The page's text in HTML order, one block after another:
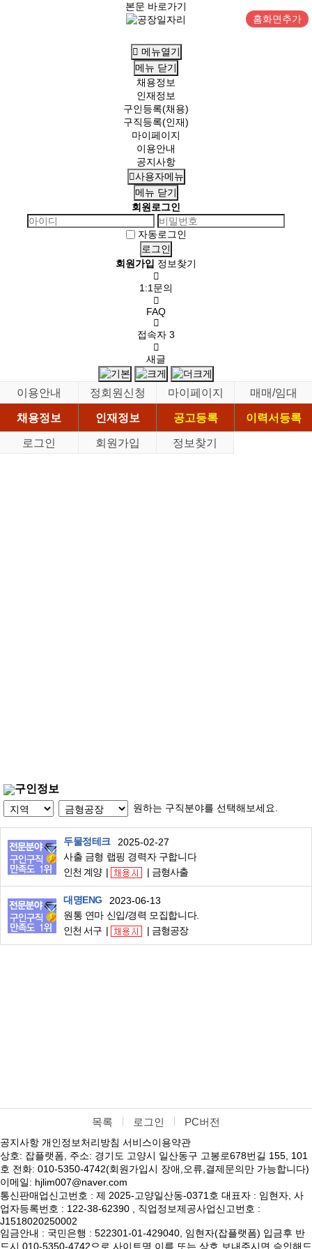
본문 바로가기
홈화면추가
메뉴열기
메뉴 닫기
채용정보
인재정보
구인등록(채용)
구직등록(인재)
마이페이지
이용안내
공지사항
사용자메뉴
메뉴 닫기
회원로그인
자동로그인
회원가입 정보찾기
1:1문의
FAQ
접속자 3
새글
이용안내 정회원신청 마이페이지
매매/임대
채용정보
인재정보 공고등록
이력서등록
로그인
회원가입 정보찾기
구인정보
원하는 구직분야를 선택해보세요.
두물정테크
2025-02-27
사출 금형 랩핑 경력자 구합니다
인천 계양
금형사출
대명ENG
2023-06-13
원통 연마 신입/경력 모집합니다.
인천 서구
금형공장
목록 로그인 PC버전
공지사항 개인정보처리방침 서비스이용약관
상호: 잡플랫폼, 주소: 경기도 고양시 일산동구 고봉로678번길 155, 101
호 전화: 010-5350-4742(회원가입시 장애,오류,결제문의만 가능합니다)
이메일: hjlim007@naver.com
통신판매업신고번호 : 제 2025-고양일산동-0371호 대표자 : 임현자, 사
업자등록번호 : 122-38-62390 , 직업정보제공사업신고번호 :
J1518020250002
임금안내 : 국민은행 : 522301-01-429040, 임현자(잡플랫폼) 입금후 반
드시 010-5350-4742으로 사이트명,이름 또는 상호 보내주시면 승인해드